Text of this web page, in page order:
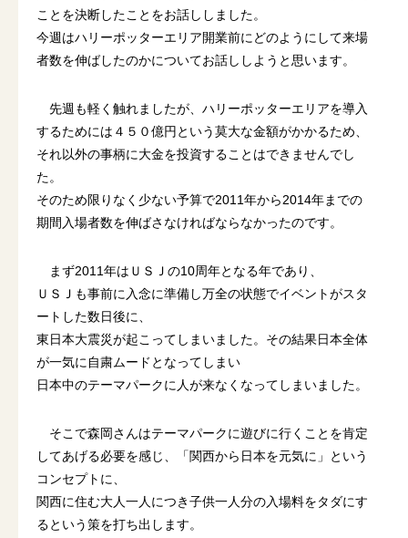
ことを決断したことをお話ししました。
今週はハリーポッターエリア開業前にどのようにして来場
者数を伸ばしたのかについてお話ししようと思います。
先週も軽く触れましたが、ハリーポッターエリアを導入
するためには４５０億円という莫大な金額がかかるため、
それ以外の事柄に大金を投資することはできませんでし
た。
そのため限りなく少ない予算で2011年から2014年までの
期間入場者数を伸ばさなければならなかったのです。
まず2011年はＵＳＪの10周年となる年であり、
ＵＳＪも事前に入念に準備し万全の状態でイベントがスタ
ートした数日後に、
東日本大震災が起こってしまいました。その結果日本全体
が一気に自粛ムードとなってしまい
日本中のテーマパークに人が来なくなってしまいました。
そこで森岡さんはテーマパークに遊びに行くことを肯定
してあげる必要を感じ、「関西から日本を元気に」という
コンセプトに、
関西に住む大人一人につき子供一人分の入場料をタダにす
るという策を打ち出します。